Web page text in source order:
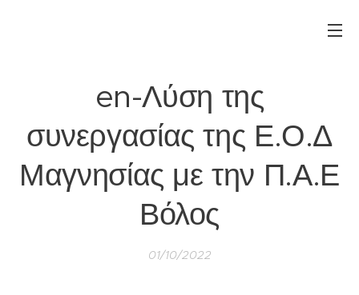
en-Λύση της
συνεργασίας της Ε.Ο.Δ
Μαγνησίας με την Π.Α.Ε
Βόλος
01/10/2022